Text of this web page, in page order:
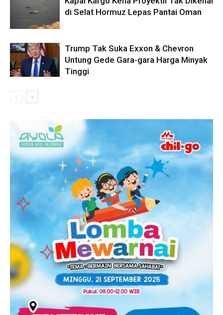
di Selat Hormuz Lepas Pantai Oman
Trump Tak Suka Exxon & Chevron
Untung Gede Gara-gara Harga Minyak
Tinggi